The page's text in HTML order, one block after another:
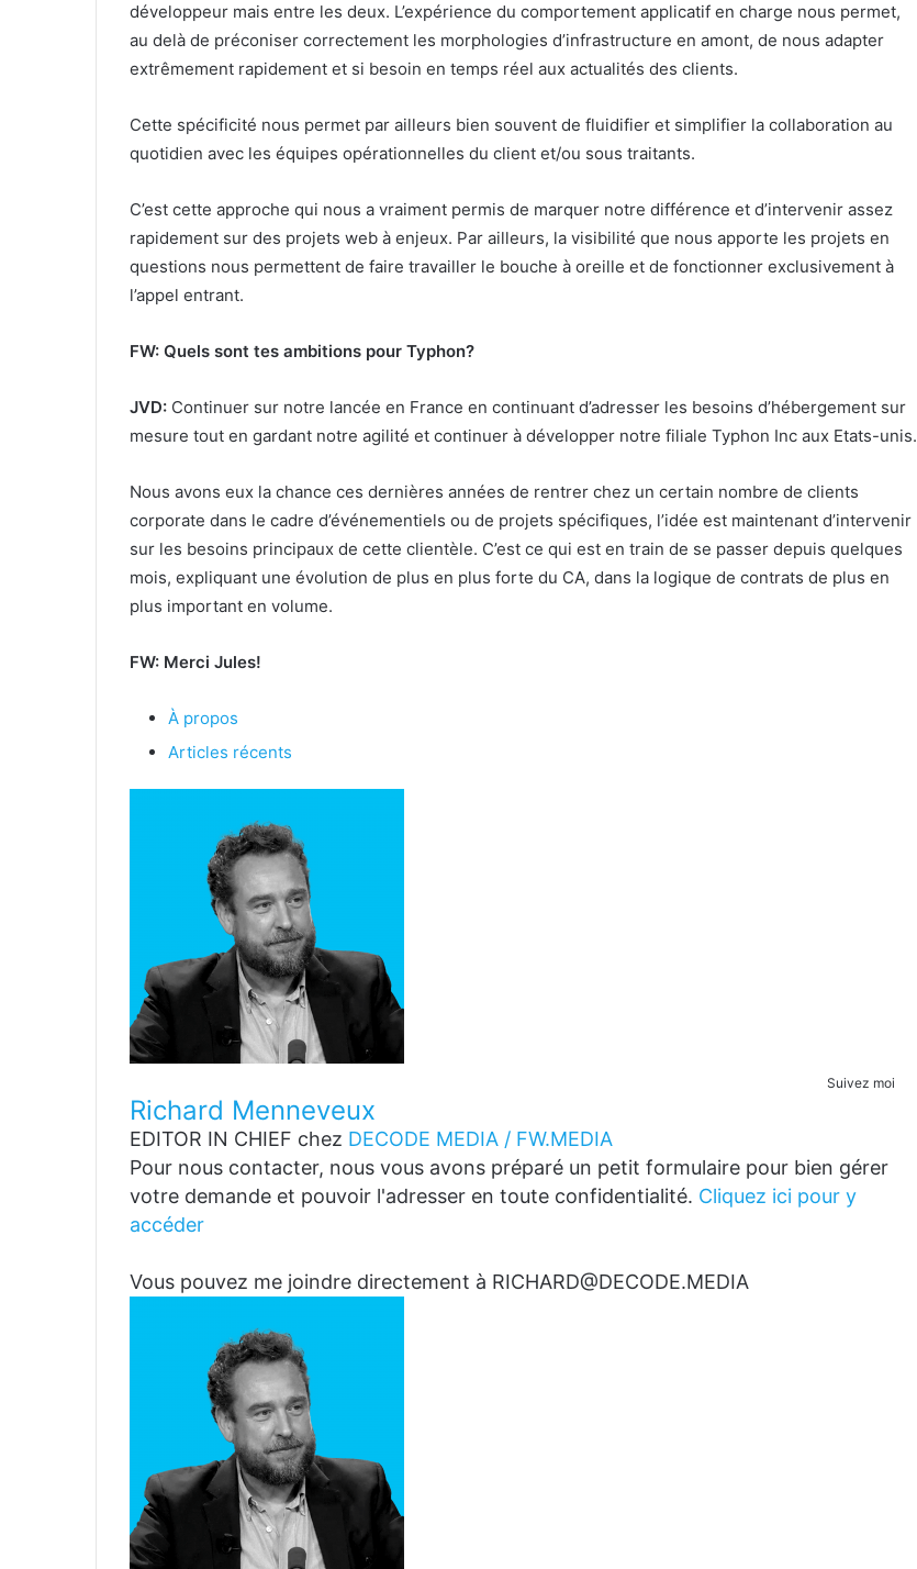
développeur mais entre les deux. L’expérience du comportement applicatif en charge nous permet,
au delà de préconiser correctement les morphologies d’infrastructure en amont, de nous adapter
extrêmement rapidement et si besoin en temps réel aux actualités des clients.
Cette spécificité nous permet par ailleurs bien souvent de fluidifier et simplifier la collaboration au
quotidien avec les équipes opérationnelles du client et/ou sous traitants.
C’est cette approche qui nous a vraiment permis de marquer notre différence et d’intervenir assez
rapidement sur des projets web à enjeux. Par ailleurs, la visibilité que nous apporte les projets en
questions nous permettent de faire travailler le bouche à oreille et de fonctionner exclusivement à
l’appel entrant.
FW: Quels sont tes ambitions pour Typhon?
JVD: Continuer sur notre lancée en France en continuant d’adresser les besoins d’hébergement sur
mesure tout en gardant notre agilité et continuer à développer notre filiale Typhon Inc aux Etats-unis.
Nous avons eux la chance ces dernières années de rentrer chez un certain nombre de clients
corporate dans le cadre d’événementiels ou de projets spécifiques, l’idée est maintenant d’intervenir
sur les besoins principaux de cette clientèle. C’est ce qui est en train de se passer depuis quelques
mois, expliquant une évolution de plus en plus forte du CA, dans la logique de contrats de plus en
plus important en volume.
FW: Merci Jules!
À propos
Articles récents
Suivez moi
Richard Menneveux
EDITOR IN CHIEF chez DECODE MEDIA / FW.MEDIA
Pour nous contacter, nous vous avons préparé un petit formulaire pour bien gérer
votre demande et pouvoir l'adresser en toute confidentialité. Cliquez ici pour y
accéder
Vous pouvez me joindre directement à RICHARD@DECODE.MEDIA